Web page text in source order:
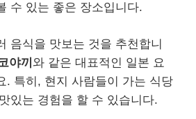
수 있는 좋은 장소입니다.
음식을 맛보는 것을 추천합니
야끼 와 같은 대표적인 일본 요
. 특히, 현지 사람들이 가는 식당
있는 경험을 할 수 있습니다.